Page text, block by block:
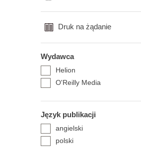
Druk na żądanie
Wydawca
Helion
O'Reilly Media
Język publikacji
angielski
polski